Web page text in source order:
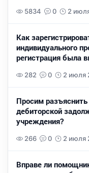
5834 0 2
Как
индивидуального
регистрация была
282 0 2 июля
Просим
дебиторской
учреждения?
266 0 2 июля
Вправе ли